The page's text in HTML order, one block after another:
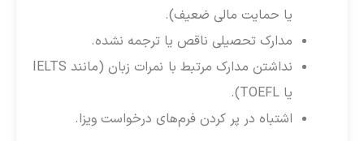
یا حمایت مالی ضعیف).
مدارک تحصیلی ناقص یا ترجمه نشده.
نداشتن مدارک مرتبط با نمرات زبان (مانند IELTS
یا TOEFL).
اشتباه در پر کردن فرم‌های درخواست ویزا.